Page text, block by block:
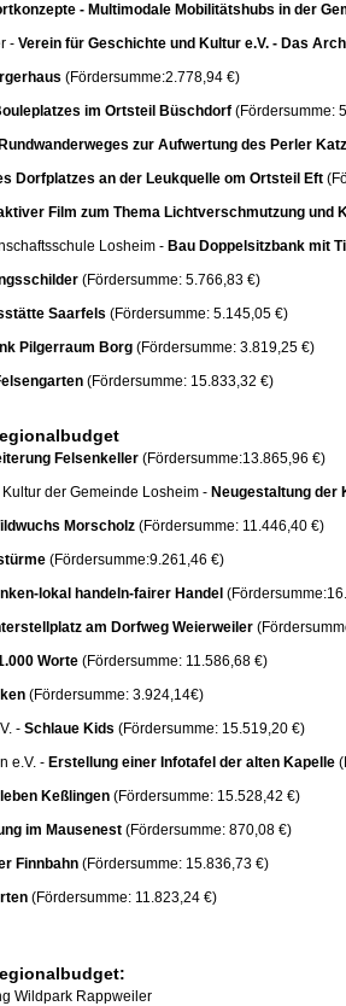
- Multimodale Mobilitätshubs in der
- Verein für Geschichte und Kultur e.V. - Das
(Fördersumme:2.778,94 €)
im Ortsteil Büschdorf (Fördersumme:
zur Aufwertung des Perler
Dorfplatzes an der Leukquelle om Ortsteil Eft
Film zum Thema Lichtverschmutzung
Losheim - Bau Doppelsitzbank mit
(Fördersumme: 5.766,83 €)
Saarfels (Fördersumme: 5.145,05 €)
Pilgerraum Borg (Fördersumme: 3.819,25 €)
(Fördersumme: 15.833,32 €)
Felsenkeller (Fördersumme:13.865,96 €)
der Gemeinde Losheim - Neugestaltung der
Morscholz (Fördersumme: 11.446,40 €)
(Fördersumme:9.261,46 €)
lokal handeln-fairer Handel
am Dorfweg Weierweiler
Worte (Fördersumme: 11.586,68 €)
(Fördersumme: 3.924,14€)
- Schlaue Kids (Fördersumme: 15.519,20 €)
e.V. - Erstellung einer Infotafel der alten Kapelle
Keßlingen (Fördersumme: 15.528,42 €)
im Mausenest (Fördersumme: 870,08 €)
Finnbahn (Fördersumme: 15.836,73 €)
(Fördersumme: 11.823,24 €)
Wildpark Rappweiler